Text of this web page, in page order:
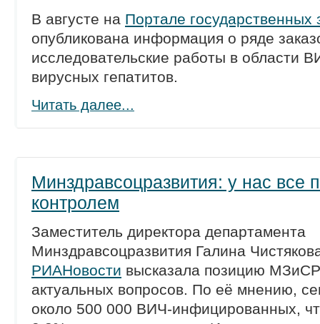
В августе на Портале государственных
опубликована информация о ряде
исследовательские работы в области
вирусных гепатитов.
Читать далее...
Минздравсоцразвития: у нас все
контролем
Заместитель директора департамента
Минздравсоцразвития Галина
РИАНовости высказала позицию
актуальных вопросов. По её мнению,
около 500 000 ВИЧ-инфицированных,